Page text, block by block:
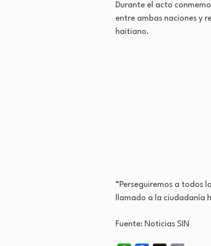
Durante el acto
entre ambas naciones y
haitiano.
“Perseguiremos a todos
llamado a la ciudadanía
Fuente: Noticias SIN